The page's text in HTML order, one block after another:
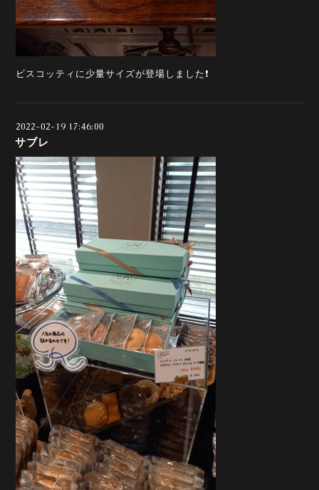
ビスコッティに少量サイズが登場しました❗️
2022-02-19 17:46:00
サブレ